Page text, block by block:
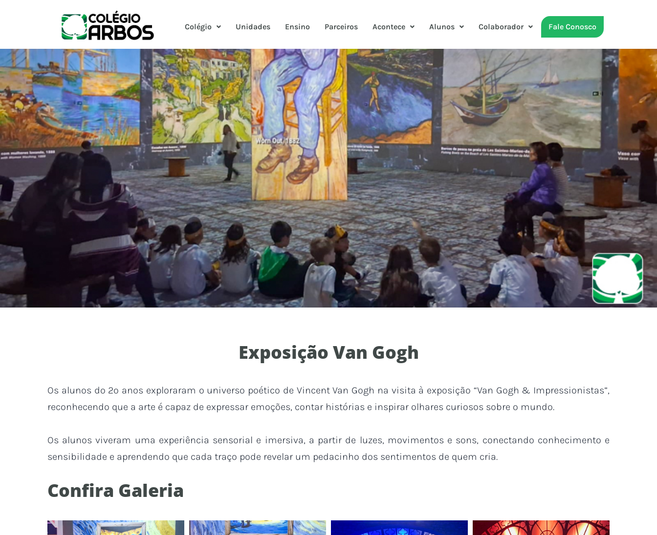
Colégio Unidades Ensino Parceiros Acontece Alunos Colaborador Fale Conosco
Exposição Van Gogh
Os alunos do 2º anos exploraram o universo poético de Vincent Van Gogh na visita à exposição “Van Gogh & Impressionistas”,
reconhecendo que a arte é capaz de expressar emoções, contar histórias e inspirar olhares curiosos sobre o mundo.
Os alunos viveram uma experiência sensorial e imersiva, a partir de luzes, movimentos e sons, conectando conhecimento e
sensibilidade e aprendendo que cada traço pode revelar um pedacinho dos sentimentos de quem cria.
Confira Galeria